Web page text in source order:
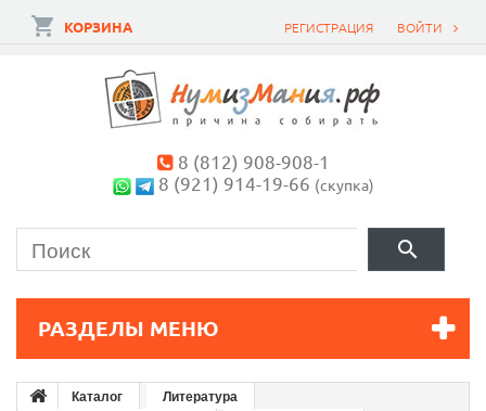
ВОЙТИ
РЕГИСТРАЦИЯ
КОРЗИНА
8 (812) 908-908-1
8 (921) 914-19-66 (скупка)
РАЗДЕЛЫ МЕНЮ
Каталог
Литература